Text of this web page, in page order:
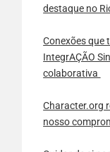
destaque no
Conexões que
IntegrAÇÃO
colaborativa
Character.org
nosso